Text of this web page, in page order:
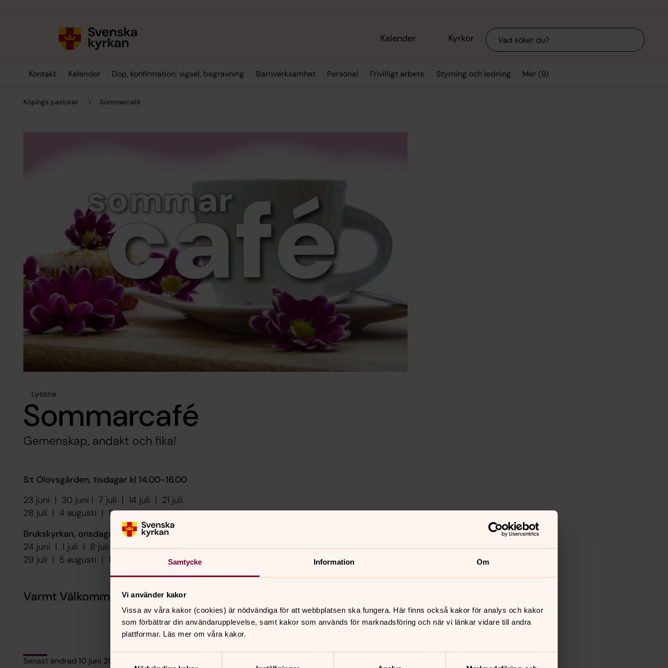
Samtycke Information Om
Vi använder kakor
Vissa av våra kakor (cookies) är nödvändiga för att webbplatsen ska fungera. Här finns också kakor för analys och kakor
som förbättrar din användarupplevelse, samt kakor som används för marknadsföring och när vi länkar vidare till andra
plattformar. Läs mer om våra kakor.
Samtyckesval
Kalender Kyrkor Sök
Kontakt Kalender Dop, konfirmation, vigsel, begravning Barnverksamhet Personal Frivilligt arbete Styrning och ledning Mer (9)
Köpings pastorat Sommarcafé
Lyssna
Sommarcafé
Gemenskap, andakt och fika!
S:t Olovsgården, tisdagar kl 14.00-16.00
23 juni | 30 juni | 7 juli | 14 juli | 21 juli
28 juli | 4 augusti | 11 augusti
Brukskyrkan, onsdagar kl 14.00-16.00
24 juni | 1 juli | 8 juli | 15 juli | 22 juli
29 juli | 5 augusti | 12 augusti
Varmt Välkommen!
Senast ändrad 10 juni 2026